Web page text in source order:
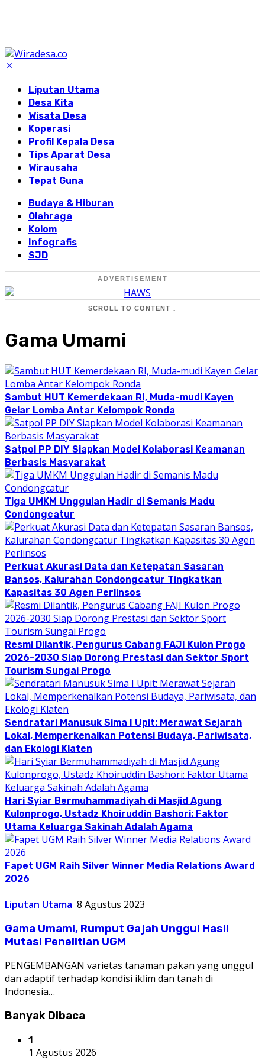
Liputan Utama
Desa Kita
Wisata Desa
Koperasi
Profil Kepala Desa
Tips Aparat Desa
Wirausaha
Tepat Guna
Budaya & Hiburan
Olahraga
Kolom
Infografis
SJD
ADVERTISEMENT
SCROLL TO CONTENT ↓
Gama Umami
Sambut HUT Kemerdekaan RI, Muda-mudi Kayen
Gelar Lomba Antar Kelompok Ronda
Satpol PP DIY Siapkan Model Kolaborasi Keamanan
Berbasis Masyarakat
Tiga UMKM Unggulan Hadir di Semanis Madu
Condongcatur
Perkuat Akurasi Data dan Ketepatan Sasaran
Bansos, Kalurahan Condongcatur Tingkatkan
Kapasitas 30 Agen Perlinsos
Resmi Dilantik, Pengurus Cabang FAJI Kulon Progo
2026-2030 Siap Dorong Prestasi dan Sektor Sport
Tourism Sungai Progo
Sendratari Manusuk Sima I Upit: Merawat Sejarah
Lokal, Memperkenalkan Potensi Budaya, Pariwisata,
dan Ekologi Klaten
Hari Syiar Bermuhammadiyah di Masjid Agung
Kulonprogo, Ustadz Khoiruddin Bashori: Faktor
Utama Keluarga Sakinah Adalah Agama
Fapet UGM Raih Silver Winner Media Relations Award
2026
Liputan Utama 8 Agustus 2023
Gama Umami, Rumput Gajah Unggul Hasil
Mutasi Penelitian UGM
PENGEMBANGAN varietas tanaman pakan yang unggul
dan adaptif terhadap kondisi iklim dan tanah di
Indonesia…
Banyak Dibaca
1
1 Agustus 2026